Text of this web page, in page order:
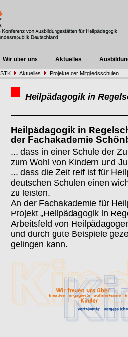
Wir über uns Aktuelles
STK Aktuelles Projekte der Mitgliedsschulen
Heilpädagogik in
Heilpädagogik in
der Fachakademie
... dass in einer Schule der
zum Wohl von Kindern und
... dass die Zeit reif ist für
deutschen Schulen einen
zu leisten.
An der Fachakademie für
Projekt „Heilpädagogik in
Arbeitsfeld von
und durch gute Beispiele
gelingen kann.